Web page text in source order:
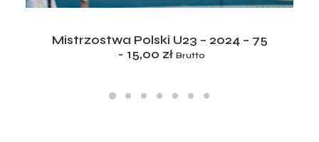
ADD TO CART
Mistrzostwa Polski U23 – 2024 – 75
15,00 zł Brutto